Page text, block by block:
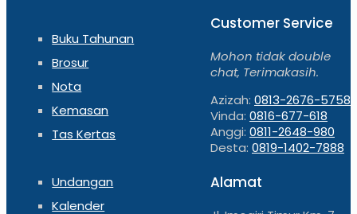
Buku Tahunan
Brosur
Nota
Kemasan
Tas Kertas
Undangan
Kalender
Customer Service
Mohon tidak double
chat, Terimakasih.
Azizah: 0813-2676-5758
Vinda: 0816-677-618
Anggi: 0811-2648-980
Desta: 0819-1402-7888
Alamat